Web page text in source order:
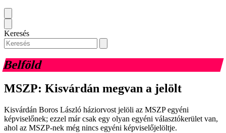
Keresés
Belföld
MSZP: Kisvárdán megvan a jelölt
Kisvárdán Boros László háziorvost jelöli az MSZP egyéni
képviselőnek; ezzel már csak egy olyan egyéni választókerület van,
ahol az MSZP-nek még nincs egyéni képviselőjelöltje.